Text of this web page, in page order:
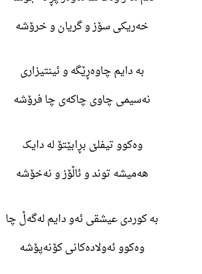
خەریکی سۆز و گریان و خرۆشە
بە دایم چاوەڕێگە و ئینتیزاری
نەسیمی چاوی چاکەی چا فرۆشە
وەکوو تیفلێ بڕابێتۆ لە دایک
هەمیشە توند و ئاڵۆز و نەخۆشە
بە کوردی عیشقی ئەو دایم لەگەڵ چا
وەکوو ئەولادەکانی کۆنەپۆشە